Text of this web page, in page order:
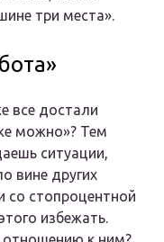
три места».
все достали
можно»? Тем
ситуации,
вине других
стопроцентной
избежать.